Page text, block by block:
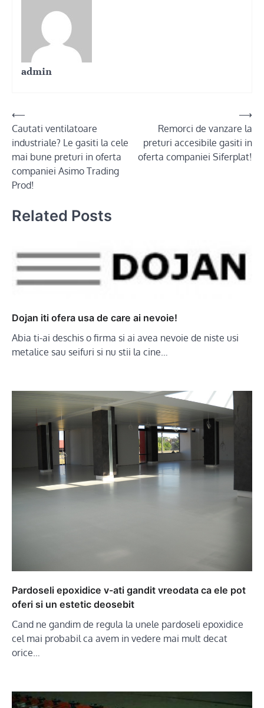
admin
Post
navigation
⟵
Cautati ventilatoare
industriale? Le gasiti la cele
mai bune preturi in oferta
companiei Asimo Trading
Prod!
Remorci de vanzare la
preturi accesibile gasiti in
oferta companiei Siferplat!
⟶
Related Posts
Dojan iti ofera usa de care ai nevoie!
Abia ti-ai deschis o firma si ai avea nevoie de niste usi
metalice sau seifuri si nu stii la cine…
Pardoseli epoxidice v-ati gandit vreodata ca ele pot
oferi si un estetic deosebit
Cand ne gandim de regula la unele pardoseli epoxidice
cel mai probabil ca avem in vedere mai mult decat
orice…